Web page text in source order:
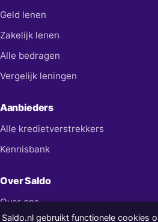
Geld lenen
Zakelijk lenen
Alle bedragen
Vergelijk leningen
Aanbieders
Alle kredietverstrekkers
Kennisbank
Over Saldo
Over ons
Saldo.nl gebruikt functionele cookies